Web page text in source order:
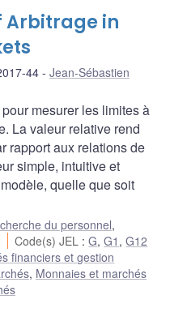
Arbitrage in
44
Jean-Sébastien
mesurer les limites à
La valeur relative rend
rapport aux relations de
simple, intuitive et
quelle que soit
du personnel,
Code(s) JEL :G,G1 ,G12
financiers et gestion
, Monnaies et marchés